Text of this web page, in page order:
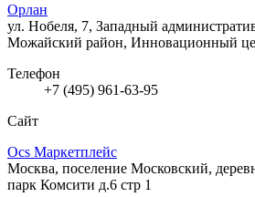
Орлан
ул. Нобеля, 7, Западный
Можайский район, Инновационный
Телефон
+7 (495) 961-63-95
Сайт
Ocs Маркетплейс
Москва, поселение Московский,
парк Комсити д.6 стр 1